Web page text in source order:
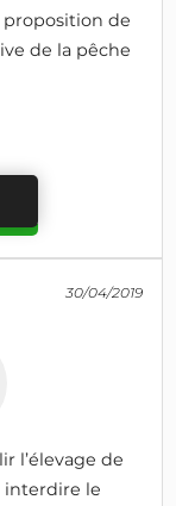
proposition de
de la pêche
30/04/2019
l’élevage de
interdire le